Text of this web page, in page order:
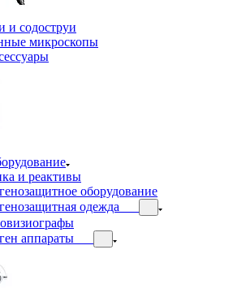
и содоструи
микроскопы
и реактивы
оборудование
одежда
аппараты